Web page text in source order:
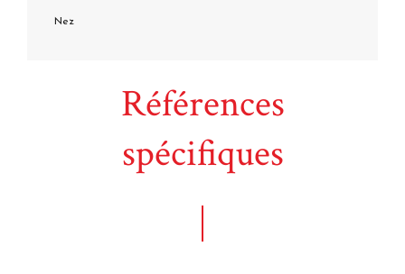
Nez
Références
spécifiques